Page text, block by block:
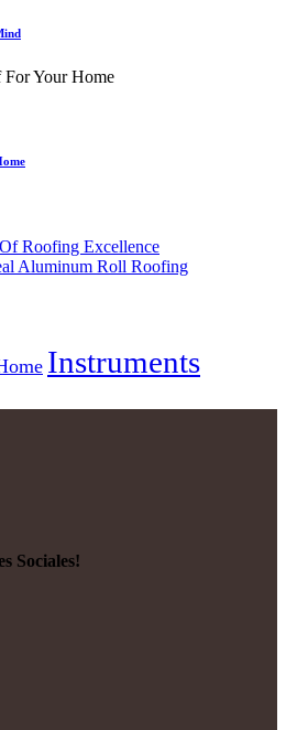
Roofing Excellence
Aluminum Roll Roofing
Instruments
Sociales!